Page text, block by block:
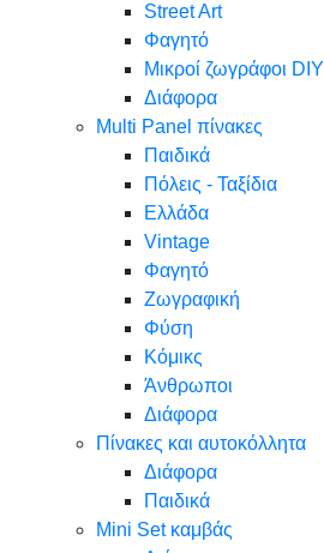
Street Art
Φαγητό
Μικροί ζωγράφοι DIY
Διάφορα
Multi Panel πίνακες
Παιδικά
Πόλεις - Ταξίδια
Ελλάδα
Vintage
Φαγητό
Ζωγραφική
Φύση
Κόμικς
Άνθρωποι
Διάφορα
Πίνακες και αυτοκόλλητα
Διάφορα
Παιδικά
Mini Set καμβάς